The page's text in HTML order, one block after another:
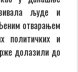
људе и
отварањем
политичких и
долазили до